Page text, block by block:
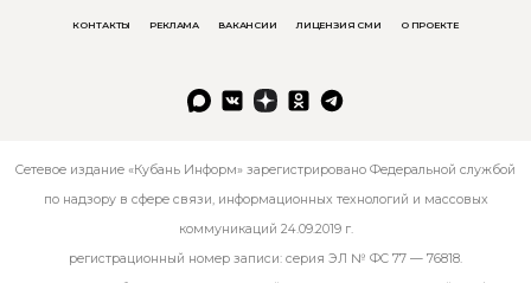
КОНТАКТЫ РЕКЛАМА ВАКАНСИИ ЛИЦЕНЗИЯ СМИ О ПРОЕКТЕ
Сетевое издание «Кубань Информ» зарегистрировано Федеральной службой
по надзору в сфере связи, информационных технологий и массовых
коммуникаций 24.09.2019 г.
регистрационный номер записи: серия ЭЛ № ФС 77 — 76818.